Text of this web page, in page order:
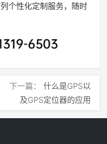
个性化定制服务，随时
下一篇： 什么是GPS以
及GPS定位器的应用